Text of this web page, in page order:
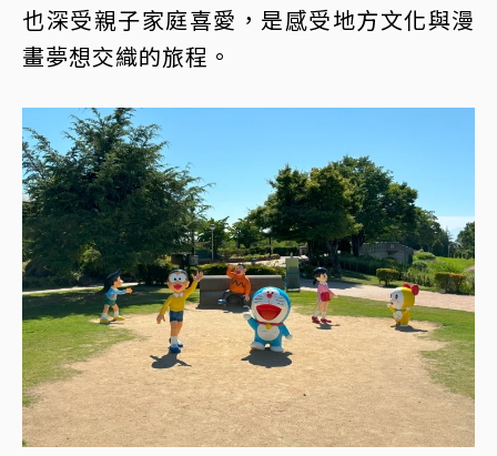
也深受親子家庭喜愛，是感受地方文化與漫
畫夢想交織的旅程。